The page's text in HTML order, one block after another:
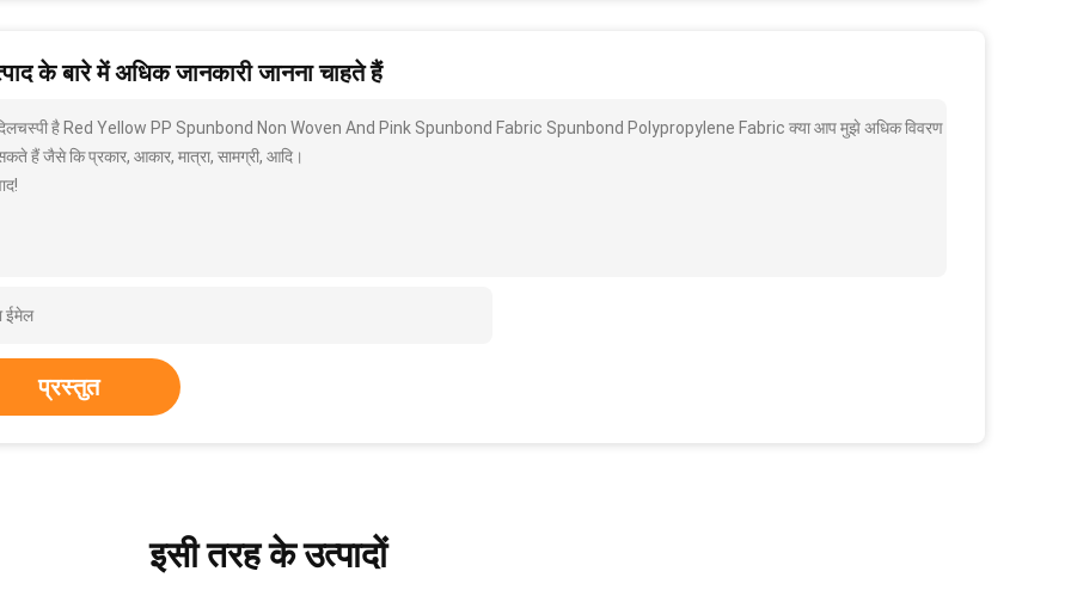
के बारे में अधिक जानकारी जानना चाहते हैं
है Red Yellow PP Spunbond Non Woven And Pink Spunbond Fabric Spunbond Polypropylene Fabric क्या आप मुझे अधिक विवरण
हैं जैसे कि प्रकार, आकार, मात्रा, सामग्री, आदि।
प्रस्तुत
इसी तरह के उत्पादों